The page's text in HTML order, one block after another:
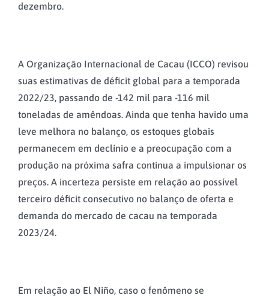
dezembro.
A Organização Internacional de Cacau (ICCO) revisou
suas estimativas de déficit global para a temporada
2022/23, passando de -142 mil para -116 mil
toneladas de amêndoas. Ainda que tenha havido uma
leve melhora no balanço, os estoques globais
permanecem em declínio e a preocupação com a
produção na próxima safra continua a impulsionar os
preços. A incerteza persiste em relação ao possível
terceiro déficit consecutivo no balanço de oferta e
demanda do mercado de cacau na temporada
2023/24.
Em relação ao El Niño, caso o fenômeno se